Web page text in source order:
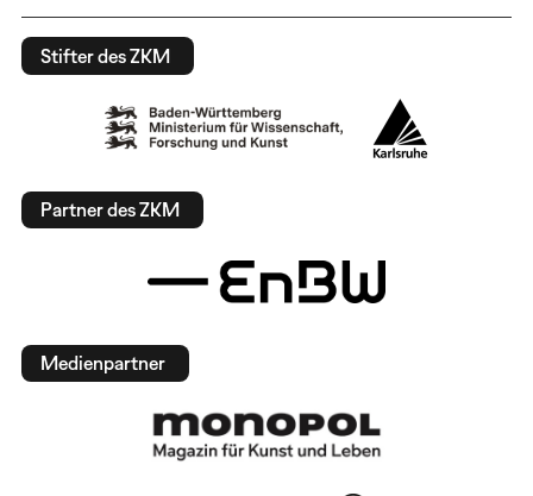
Stifter des ZKM
Partner des ZKM
Medienpartner